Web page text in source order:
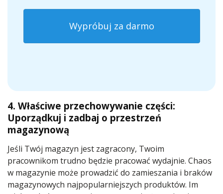
Wypróbuj za darmo
4. Właściwe przechowywanie części:
Uporządkuj i zadbaj o przestrzeń
magazynową
Jeśli Twój magazyn jest zagracony, Twoim
pracownikom trudno będzie pracować wydajnie. Chaos
w magazynie może prowadzić do zamieszania i braków
magazynowych najpopularniejszych produktów. Im